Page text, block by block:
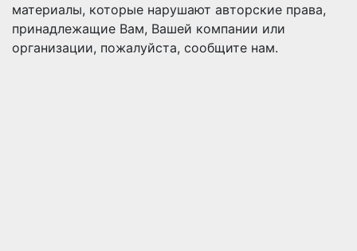
материалы, которые нарушают авторские права,
принадлежащие Вам, Вашей компании или
организации, пожалуйста, сообщите нам.